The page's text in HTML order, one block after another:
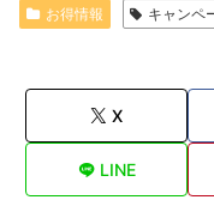
お得情報 キャンペ
X
LINE